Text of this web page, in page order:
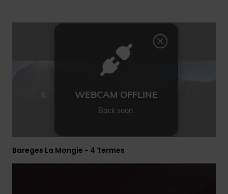
las preguntas
frecuentes y
accede a
formulario de
contacto.
Bareges La Mongie - 4 Termes